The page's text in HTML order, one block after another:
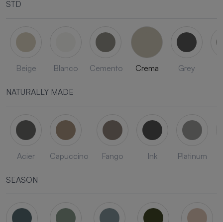
STD
Beige Blanco Cemento Crema Grey
NATURALLY MADE
Acier Capuccino Fango Ink Platinum
SEASON